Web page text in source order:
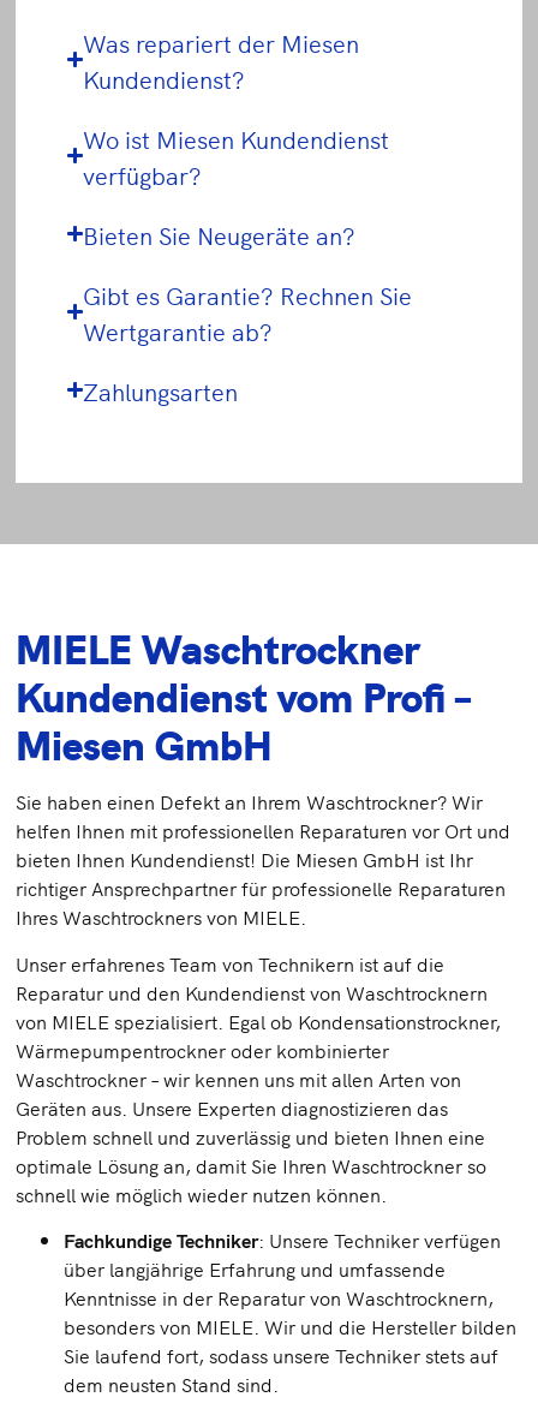
Was repariert der Miesen
Kundendienst?
Wo ist Miesen Kundendienst
verfügbar?
Bieten Sie Neugeräte an?
Gibt es Garantie? Rechnen Sie
Wertgarantie ab?
Zahlungsarten
MIELE Waschtrockner
Kundendienst vom Profi –
Miesen GmbH
Sie haben einen Defekt an Ihrem Waschtrockner? Wir
helfen Ihnen mit professionellen Reparaturen vor Ort und
bieten Ihnen Kundendienst! Die Miesen GmbH ist Ihr
richtiger Ansprechpartner für professionelle Reparaturen
Ihres Waschtrockners von MIELE.
Unser erfahrenes Team von Technikern ist auf die
Reparatur und den Kundendienst von Waschtrocknern
von MIELE spezialisiert. Egal ob Kondensationstrockner,
Wärmepumpentrockner oder kombinierter
Waschtrockner – wir kennen uns mit allen Arten von
Geräten aus. Unsere Experten diagnostizieren das
Problem schnell und zuverlässig und bieten Ihnen eine
optimale Lösung an, damit Sie Ihren Waschtrockner so
schnell wie möglich wieder nutzen können.
Fachkundige Techniker: Unsere Techniker verfügen
über langjährige Erfahrung und umfassende
Kenntnisse in der Reparatur von Waschtrocknern,
besonders von MIELE. Wir und die Hersteller bilden
Sie laufend fort, sodass unsere Techniker stets auf
dem neusten Stand sind.